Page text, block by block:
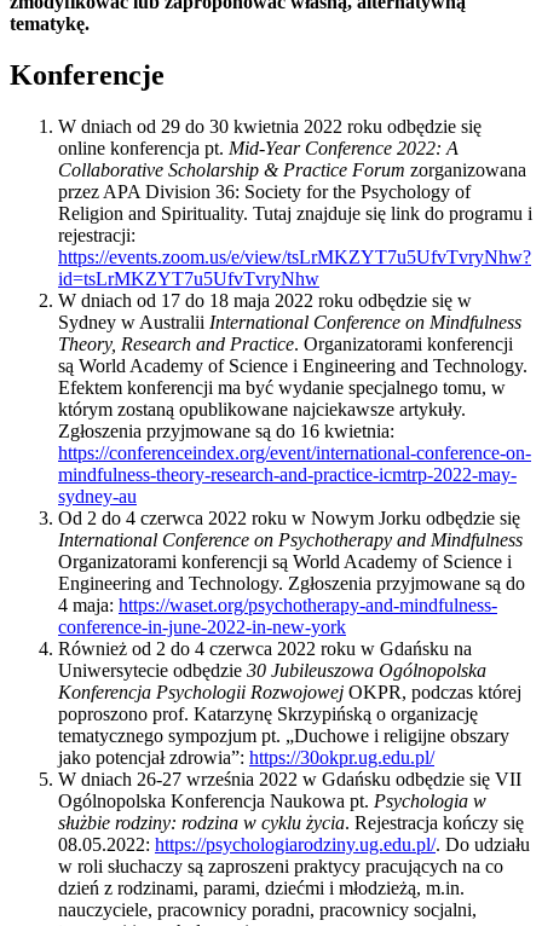
tematykę.
Konferencje
W dniach od 29 do 30 kwietnia 2022 roku odbędzie się
online konferencja pt. Mid-Year Conference 2022: A
Collaborative Scholarship & Practice Forum zorganizowana
przez APA Division 36: Society for the Psychology of
Religion and Spirituality. Tutaj znajduje się link do programu i
rejestracji:
https://events.zoom.us/e/view/tsLrMKZYT7u5UfvTvryNhw?
id=tsLrMKZYT7u5UfvTvryNhw
W dniach od 17 do 18 maja 2022 roku odbędzie się w
Sydney w Australii International Conference on Mindfulness
Theory, Research and Practice. Organizatorami konferencji
są World Academy of Science i Engineering and Technology.
Efektem konferencji ma być wydanie specjalnego tomu, w
którym zostaną opublikowane najciekawsze artykuły.
Zgłoszenia przyjmowane są do 16 kwietnia:
https://conferenceindex.org/event/international-conference-on-
mindfulness-theory-research-and-practice-icmtrp-2022-may-
sydney-au
Od 2 do 4 czerwca 2022 roku w Nowym Jorku odbędzie się
International Conference on Psychotherapy and Mindfulness
Organizatorami konferencji są World Academy of Science i
Engineering and Technology. Zgłoszenia przyjmowane są do
4 maja: https://waset.org/psychotherapy-and-mindfulness-
conference-in-june-2022-in-new-york
Również od 2 do 4 czerwca 2022 roku w Gdańsku na
Uniwersytecie odbędzie 30 Jubileuszowa Ogólnopolska
Konferencja Psychologii Rozwojowej OKPR, podczas której
poproszono prof. Katarzynę Skrzypińską o organizację
tematycznego sympozjum pt. „Duchowe i religijne obszary
jako potencjał zdrowia”: https://30okpr.ug.edu.pl/
W dniach 26-27 września 2022 w Gdańsku odbędzie się VII
Ogólnopolska Konferencja Naukowa pt. Psychologia w
służbie rodziny: rodzina w cyklu życia. Rejestracja kończy się
08.05.2022: https://psychologiarodziny.ug.edu.pl/. Do udziału
w roli słuchaczy są zaproszeni praktycy pracujących na co
dzień z rodzinami, parami, dziećmi i młodzieżą, m.in.
nauczyciele, pracownicy poradni, pracownicy socjalni,